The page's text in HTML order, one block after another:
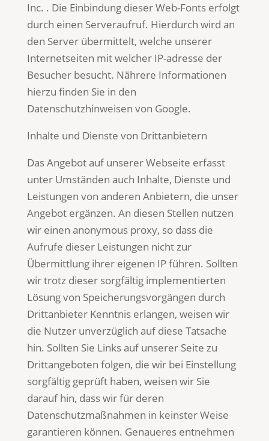
Inc. . Die Einbindung dieser Web-Fonts erfolgt
durch einen Serveraufruf. Hierdurch wird an
den Server übermittelt, welche unserer
Internetseiten mit welcher IP-adresse der
Besucher besucht. Nährere Informationen
hierzu finden Sie in den
Datenschutzhinweisen von Google.
Inhalte und Dienste von Drittanbietern
Das Angebot auf unserer Webseite erfasst
unter Umständen auch Inhalte, Dienste und
Leistungen von anderen Anbietern, die unser
Angebot ergänzen. An diesen Stellen nutzen
wir einen anonymous proxy, so dass die
Aufrufe dieser Leistungen nicht zur
Übermittlung ihrer eigenen IP führen. Sollten
wir trotz dieser sorgfältig implementierten
Lösung von Speicherungsvorgängen durch
Drittanbieter Kenntnis erlangen, weisen wir
die Nutzer unverzüglich auf diese Tatsache
hin. Sollten Sie Links auf unserer Seite zu
Drittangeboten folgen, die wir bei Einstellung
sorgfältig geprüft haben, weisen wir Sie
darauf hin, dass wir für deren
Datenschutzmaßnahmen in keinster Weise
garantieren können. Genaueres entnehmen